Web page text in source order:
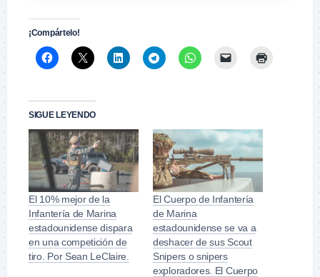
¡Compártelo!
SIGUE LEYENDO
El 10% mejor de la
Infantería de Marina
estadounidense dispara
en una competición de
tiro. Por Sean LeClaire.
El Cuerpo de Infantería
de Marina
estadounidense se va a
deshacer de sus Scout
Snipers o snipers
exploradores. El Cuerpo